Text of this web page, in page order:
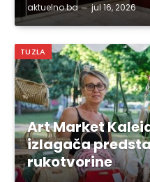
aktuelno.ba jul 16, 2026
TUZLA
Art Market
izlagača
rukotvorine